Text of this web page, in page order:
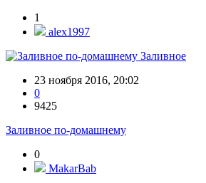
1
alex1997
Заливное
23 ноября 2016, 20:02
0
9425
Заливное по-домашнему
0
MakarBab